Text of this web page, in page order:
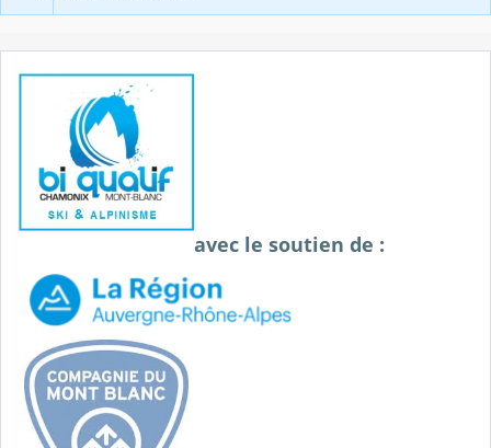
avec le soutien de :